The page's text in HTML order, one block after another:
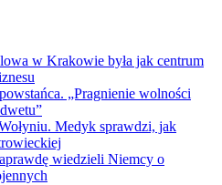
w Krakowie była jak centrum
„Pragnienie wolności
Medyk sprawdzi, jak
wiedzieli Niemcy o